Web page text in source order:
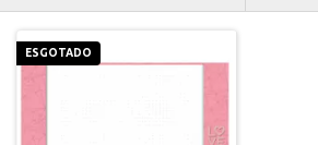
ESGOTADO